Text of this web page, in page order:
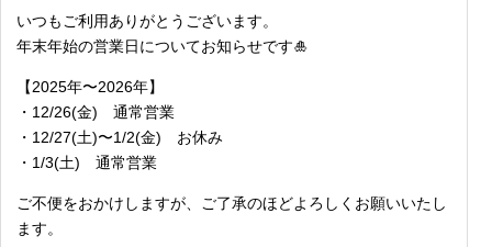
いつもご利用ありがとうございます。
年末年始の営業日についてお知らせです🎍
【2025年〜2026年】
・12/26(金) 通常営業
・12/27(土)〜1/2(金) お休み
・1/3(土) 通常営業
ご不便をおかけしますが、ご了承のほどよろしくお願いいたし
ます。